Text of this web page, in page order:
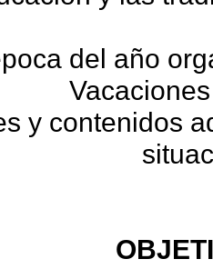
del año
y contenidos